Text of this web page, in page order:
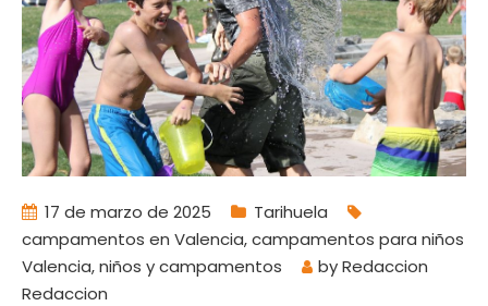
17 de marzo de 2025
Tarihuela
campamentos en Valencia,campamentos para niños
Valencia,niños y campamentos byRedaccion
Redaccion